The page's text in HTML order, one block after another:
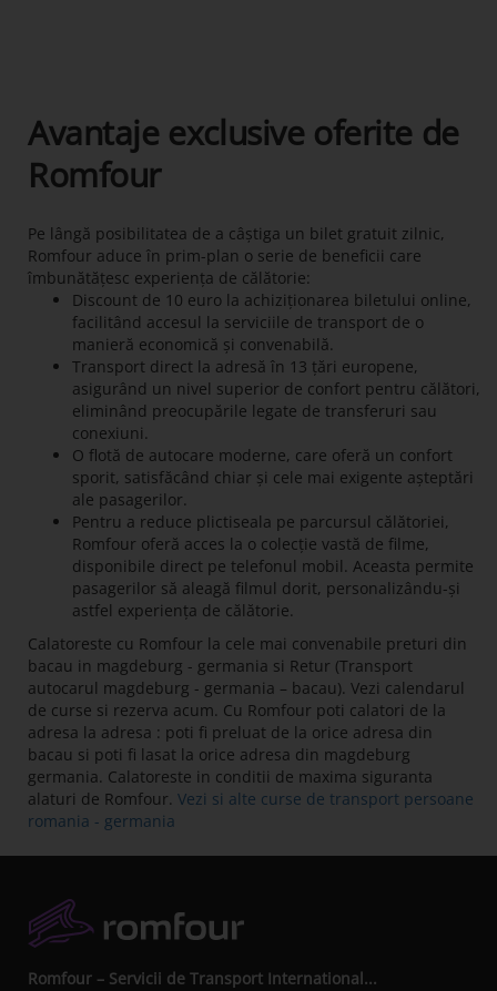
Avantaje exclusive oferite de
Romfour
Pe lângă posibilitatea de a câștiga un bilet gratuit zilnic,
Romfour aduce în prim-plan o serie de beneficii care
îmbunătățesc experiența de călătorie:
Discount de 10 euro la achiziționarea biletului online,
facilitând accesul la serviciile de transport de o
manieră economică și convenabilă.
Transport direct la adresă în 13 țări europene,
asigurând un nivel superior de confort pentru călători,
eliminând preocupările legate de transferuri sau
conexiuni.
O flotă de autocare moderne, care oferă un confort
sporit, satisfăcând chiar și cele mai exigente așteptări
ale pasagerilor.
Pentru a reduce plictiseala pe parcursul călătoriei,
Romfour oferă acces la o colecție vastă de filme,
disponibile direct pe telefonul mobil. Aceasta permite
pasagerilor să aleagă filmul dorit, personalizându-și
astfel experiența de călătorie.
Calatoreste cu Romfour la cele mai convenabile preturi din
bacau in magdeburg - germania si Retur (Transport
autocarul magdeburg - germania – bacau). Vezi calendarul
de curse si rezerva acum. Cu Romfour poti calatori de la
adresa la adresa : poti fi preluat de la orice adresa din
bacau si poti fi lasat la orice adresa din magdeburg
germania. Calatoreste in conditii de maxima siguranta
alaturi de Romfour. Vezi si alte curse de transport persoane
romania - germania
Romfour – Servicii de Transport International...